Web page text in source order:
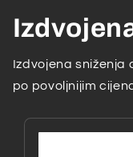
Izdvojena sniženja
po povoljnijim